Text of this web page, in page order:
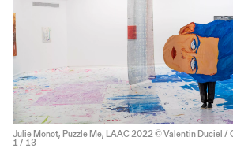
Julie Monot, Puzzle Me, LAAC 2022 © Valentin Duciel /
1 / 13